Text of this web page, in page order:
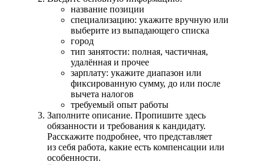
название позиции
специализацию: укажите вручную или
выберите из выпадающего списка
город
тип занятости: полная, частичная,
удалённая и прочее
зарплату: укажите диапазон или
фиксированную сумму, до или после
вычета налогов
требуемый опыт работы
Заполните описание. Пропишите здесь
обязанности и требования к кандидату.
Расскажите подробнее, что представляет
из себя работа, какие есть компенсации или
особенности.